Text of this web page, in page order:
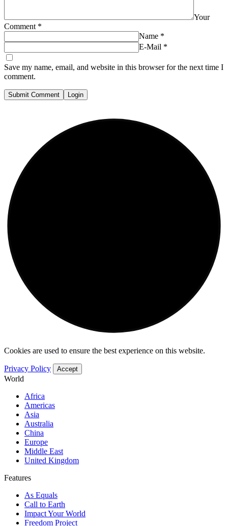
Your
Comment*
Name *
E-Mail *
Save my name, email, and website in this browser for the next time I
comment.
Submit Comment Login
Cookies are used to ensure the best experience on this website.
Privacy Policy Accept
World
Africa
Americas
Asia
Australia
China
Europe
Middle East
United Kingdom
Features
As Equals
Call to Earth
Impact Your World
Freedom Project